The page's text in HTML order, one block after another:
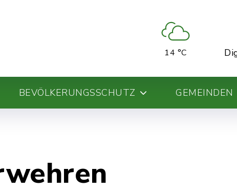
14 °C
BEVÖLKERUNGSSCHUTZ GEMEINDEN